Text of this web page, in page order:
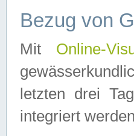
Bezug von
Mit Online-
letzten drei
integriert